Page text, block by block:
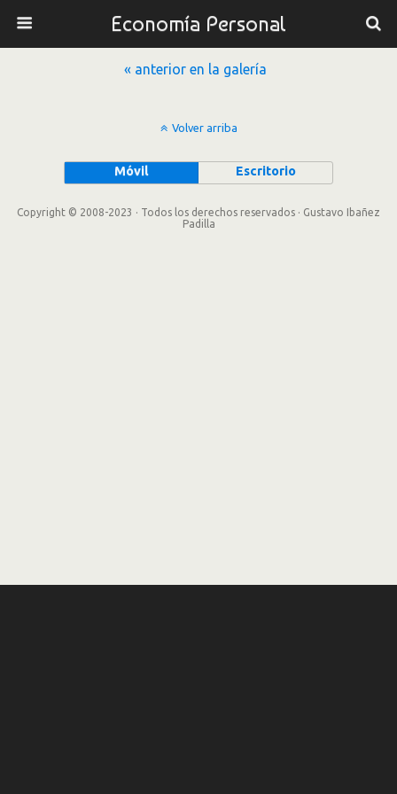
Economía Personal
« anterior en la galería
Volver arriba
Móvil Escritorio
Copyright © 2008-2023 · Todos los derechos reservados · Gustavo Ibañez
Padilla